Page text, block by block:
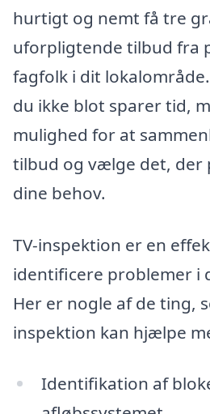
hurtigt og nemt få tre
uforpligtende tilbud fra
fagfolk i dit
du ikke blot sparer tid,
mulighed for at
tilbud og vælge det, der
dine behov.
TV-inspektion er en
identificere problemer i
Her er nogle af de ting,
inspektion kan hjælpe
Identifikation af